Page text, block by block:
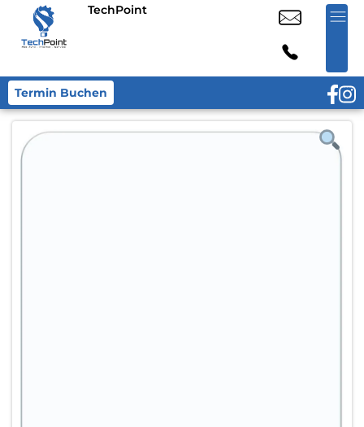
TechPoint
Termin Buchen